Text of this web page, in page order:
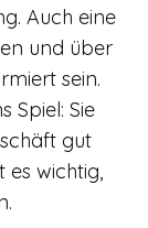
Auch eine
und über
sein.
Spiel: Sie
gut
es wichtig,